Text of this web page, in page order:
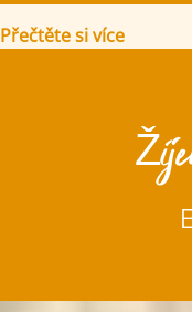
Přečtěte si více